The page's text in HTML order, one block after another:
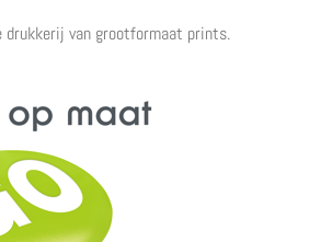
drukkerij van grootformaat prints.